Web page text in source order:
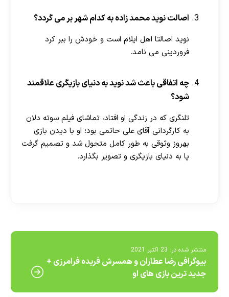
اصالت نوید محمد زاده به کدام شهر بر می گردد؟
نوید اصالتا اهل ایلام است و خودش را ببر کرد
فروردینی می نامد.
چه اتفاقی باعث شد نوید به دنیای بازیگری علاقمند
شود؟
تلنگری که در زندگی او افتاد، تماشای فیلم سوته دلان
به کارگردانی آقای علی حاتمی بود؛ او با دیدن بازی
بهروز وثوقی به طور کامل متحول شد و تصمیم گرفت
پا به دنیای بازیگری و تصویر بگذارد.
منتشر شده در: 23 اکتبر 2021
بیوگرافی رضا عطاران و همسرش فریده فرامرزی +
جدید ترین بازی های او